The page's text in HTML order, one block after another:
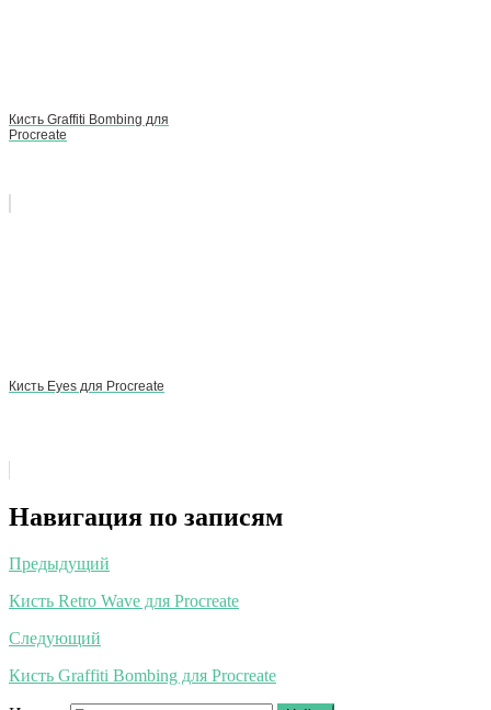
Кисть Graffiti Bombing для
Procreate
Кисть Eyes для Procreate
Навигация по записям
Предыдущий
Кисть Retro Wave для Procreate
Следующий
Кисть Graffiti Bombing для Procreate